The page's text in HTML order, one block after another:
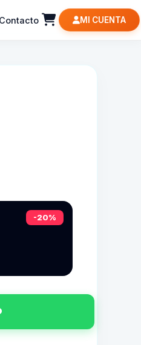
Contacto MI CUENTA
-20%